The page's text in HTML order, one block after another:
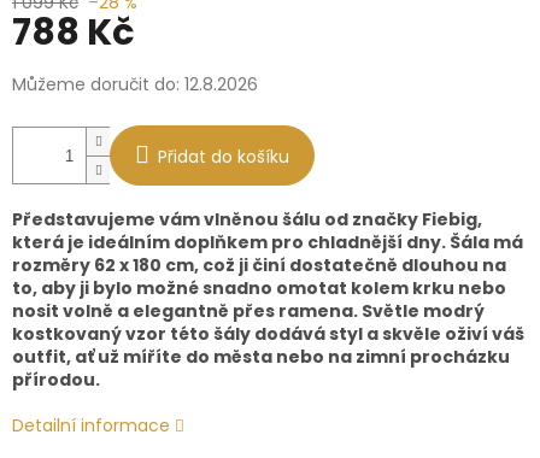
788 Kč
Měrná
cena:
Můžeme doručit do: 12.8.2026
Přidat do košíku
Představujeme vám vlněnou šálu od značky Fiebig,
která je ideálním doplňkem pro chladnější dny. Šála má
rozměry 62 x 180 cm, což ji činí dostatečně dlouhou na
to, aby ji bylo možné snadno omotat kolem krku nebo
nosit volně a elegantně přes ramena. Světle modrý
kostkovaný vzor této šály dodává styl a skvěle oživí váš
outfit, ať už míříte do města nebo na zimní procházku
přírodou.
Detailní informace